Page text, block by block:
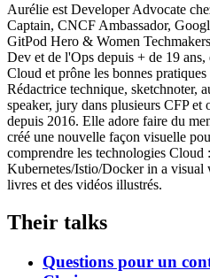
Aurélie est Developer Advocate
Captain, CNCF Ambassador,
GitPod Hero & Women
Dev et de l'Ops depuis + de 19 ans,
Cloud et prône les bonnes
Rédactrice technique, sketchnoter,
speaker, jury dans plusieurs CFP et
depuis 2016. Elle adore faire du
créé une nouvelle façon visuelle
comprendre les technologies
Kubernetes/Istio/Docker in a visual
livres et des vidéos illustrés.
Their talks
Questions pour un